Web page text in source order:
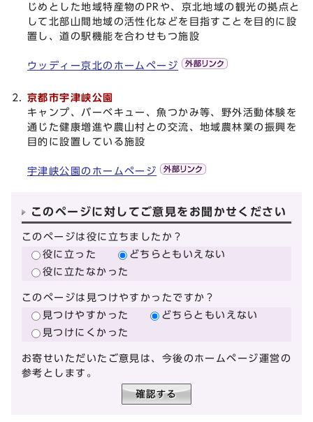
じめとした地域特産物のPRや、京北地域の観光の拠点と
して北部山間地域の活性化などを目指すことを目的に設
置し、道の駅機能を合わせもつ施設
ウッディー京北のホームページ
京都市宇津峡公園
キャンプ、バーベキュー、魚つかみ等、野外活動体験を
通じた健康増進や農山村との交流、地域農林業の振興を
目的に設置している施設
宇津峡公園のホームページ
このページに対してご意見をお聞かせください
このページは役に立ちましたか？
役に立った
どちらともいえない
役に立たなかった
このページは見つけやすかったですか？
見つけやすかった
どちらともいえない
見つけにくかった
お寄せいただいたご意見は、今後のホームページ運営の
参考とします。